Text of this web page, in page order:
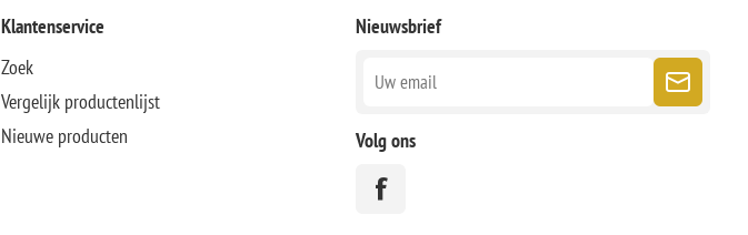
Klantenservice
Zoek
Vergelijk productenlijst
Nieuwe producten
Nieuwsbrief
Volg ons